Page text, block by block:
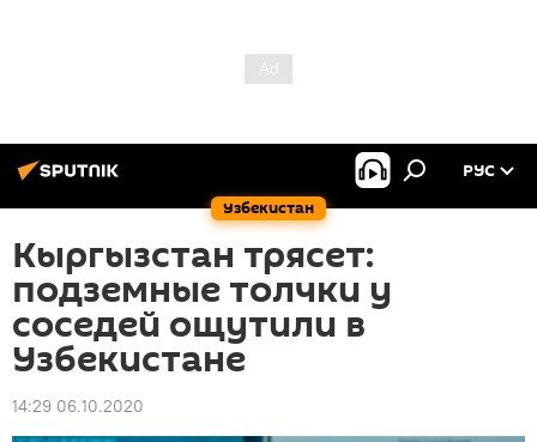
Узбекистан
РУС
Кыргызстан трясет:
подземные толчки у
соседей ощутили в
Узбекистане
14:29 06.10.2020